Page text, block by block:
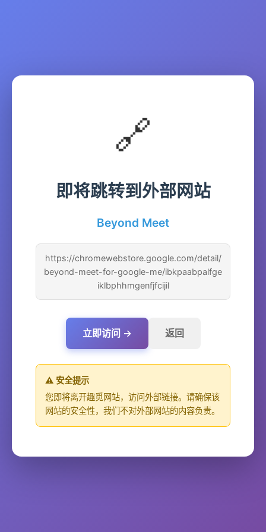
🔗
即将跳转到外部网站
Beyond Meet
https://chromewebstore.google.com/detail/
beyond-meet-for-google-me/ibkpaabpalfge
iklbphhmgenfjfcijil
立即访问 → 返回
⚠️ 安全提示
您即将离开趣觅网站，访问外部链接。请确保该
网站的安全性，我们不对外部网站的内容负责。